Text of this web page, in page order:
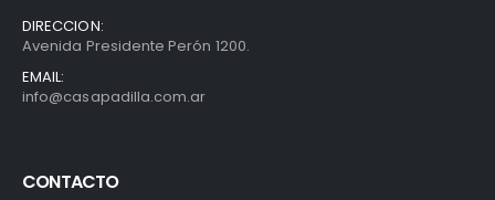
DIRECCION:
Avenida Presidente Perón 1200.
EMAIL:
info@casapadilla.com.ar
CONTACTO